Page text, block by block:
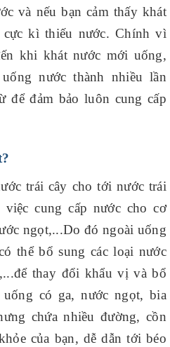
và nếu bạn cảm thấy khát
cực kì thiếu nước. Chính vì
khi khát nước mới uống,
nước thành nhiều lần
để đảm bảo luôn cung cấp
trái cây cho tới nước trái
việc cung cấp nước cho cơ
ngọt,...Do đó ngoài uống
thể bổ sung các loại nước
thay đổi khẩu vị và bổ
có ga, nước ngọt, bia
chứa nhiều đường, cồn
của bạn, dễ dẫn tới béo